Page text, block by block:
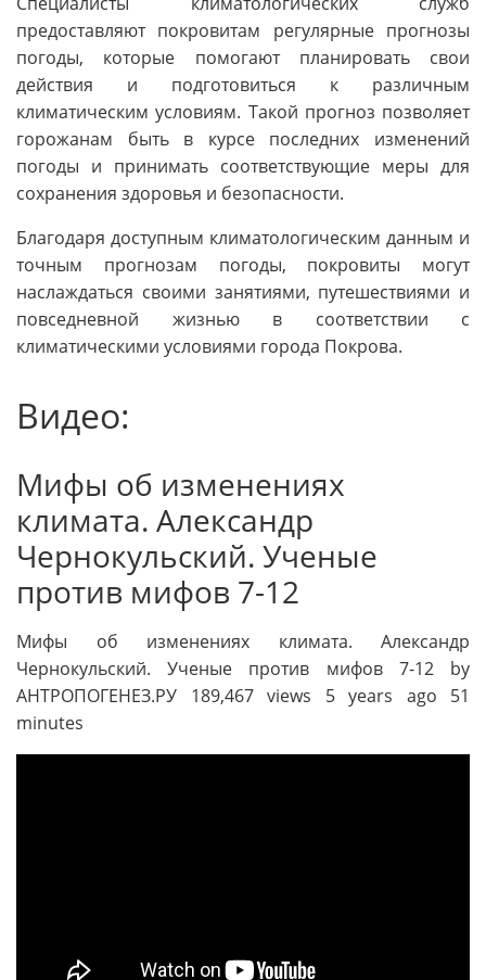
предоставляют покровитам регулярные прогнозы
погоды, которые помогают планировать свои
действия и подготовиться к различным
климатическим условиям. Такой прогноз позволяет
горожанам быть в курсе последних изменений
погоды и принимать соответствующие меры для
сохранения здоровья и безопасности.
Благодаря доступным климатологическим данным и
точным прогнозам погоды, покровиты могут
наслаждаться своими занятиями, путешествиями и
повседневной жизнью в соответствии с
климатическими условиями города Покрова.
Видео:
Мифы об изменениях
климата. Александр
Чернокульский. Ученые
против мифов 7-12
Мифы об изменениях климата. Александр
Чернокульский. Ученые против мифов 7-12 by
АНТРОПОГЕНЕЗ.РУ 189,467 views 5 years ago 51
minutes